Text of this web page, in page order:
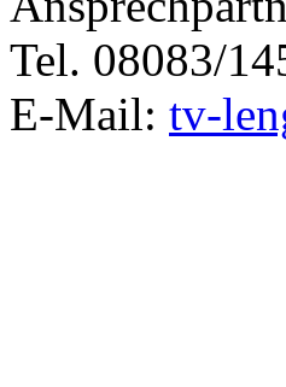
Tel. 08083/
E-Mail: tv-